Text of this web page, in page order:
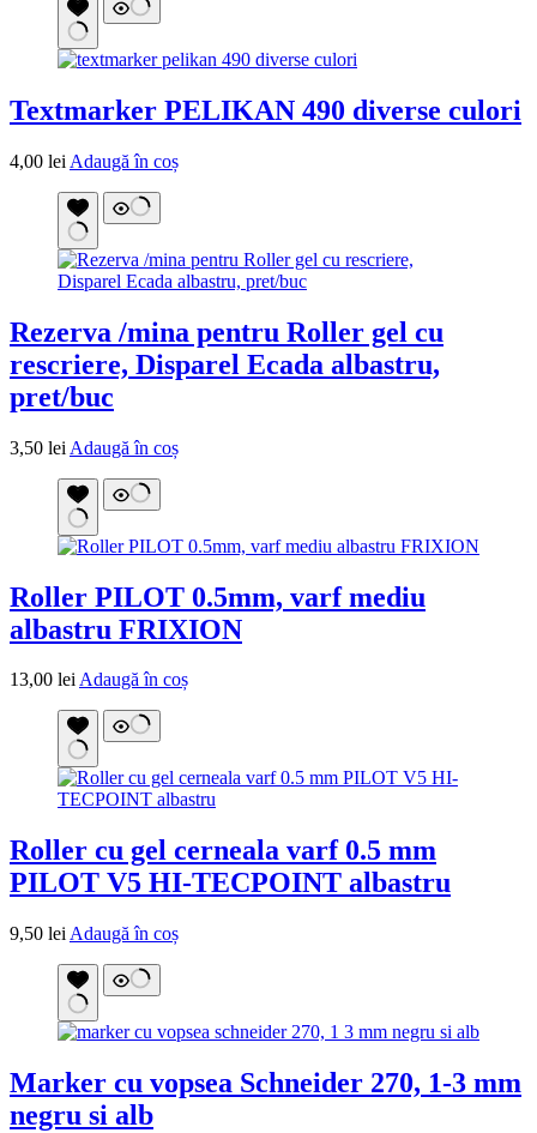
Textmarker PELIKAN 490 diverse culori
4,00 lei Adaugă în coș
Rezerva /mina pentru Roller gel cu
rescriere, Disparel Ecada albastru,
pret/buc
3,50 lei Adaugă în coș
Roller PILOT 0.5mm, varf mediu
albastru FRIXION
13,00 leiAdaugă în coș
Roller cu gel cerneala varf 0.5 mm
PILOT V5 HI-TECPOINT albastru
9,50 lei Adaugă în coș
Marker cu vopsea Schneider 270, 1-3 mm
negru si alb